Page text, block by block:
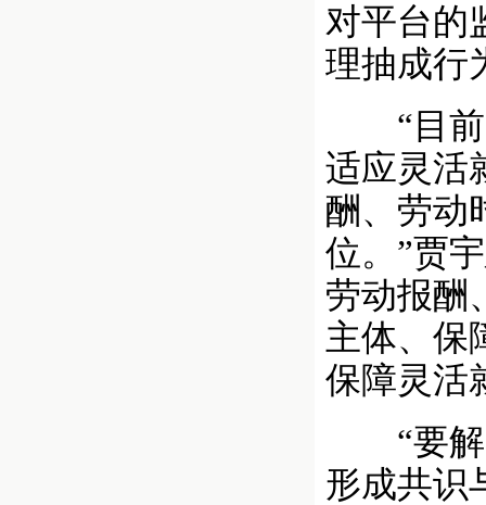
对平台的
理抽成行
“目前
适应灵活
酬、劳动
位。”贾
劳动报酬
主体、保
保障灵活
“要解
形成共识